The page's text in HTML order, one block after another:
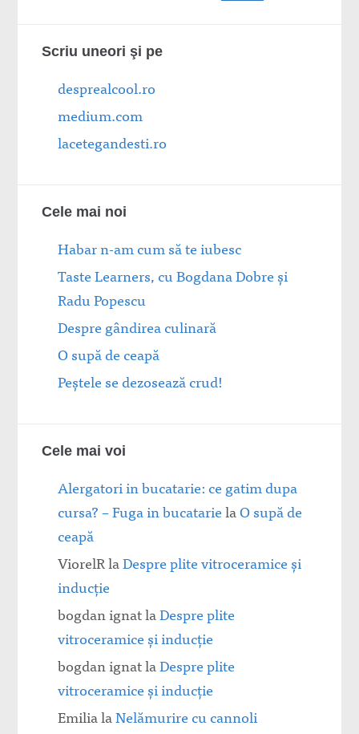
Scriu uneori şi pe
desprealcool.ro
medium.com
lacetegandesti.ro
Cele mai noi
Habar n-am cum să te iubesc
Taste Learners, cu Bogdana Dobre și
Radu Popescu
Despre gândirea culinară
O supă de ceapă
Peștele se dezosează crud!
Cele mai voi
Alergatori in bucatarie: ce gatim dupa
cursa? – Fuga in bucatarielaO supă de
ceapă
ViorelRlaDespre plite vitroceramice şi
inducţie
bogdan ignatlaDespre plite
vitroceramice şi inducţie
bogdan ignatlaDespre plite
vitroceramice şi inducţie
EmilialaNelămurire cu cannoli